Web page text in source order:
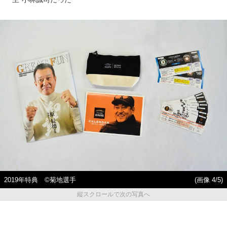
2019年特典 ©菊地選手
(画像 4/5)
縦スクロールで次の写真へ